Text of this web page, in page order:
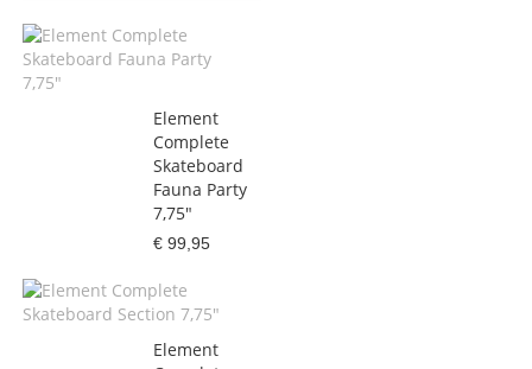
Element
Complete
Skateboard
Fauna Party
7,75"
€ 99,95
Element